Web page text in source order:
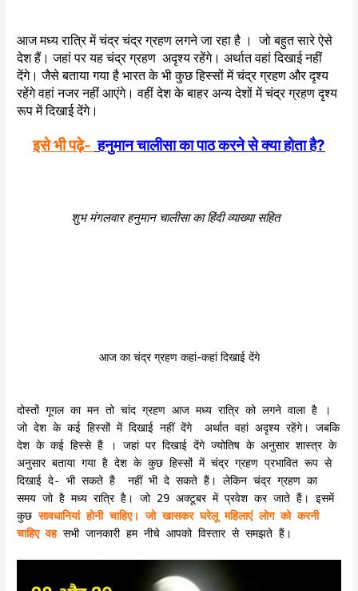
आज मध्य रात्रि में चंद्र चंद्र ग्रहण लगने जा रहा है । जो बहुत सारे ऐसे
देश हैं। जहां पर यह चंद्र ग्रहण अदृश्य रहेंगे। अर्थात वहां दिखाई नहीं
देंगे। जैसे बताया गया है भारत के भी कुछ हिस्सों में चंद्र ग्रहण और दृश्य
रहेंगे वहां नजर नहीं आएंगे। वहीं देश के बाहर अन्य देशों में चंद्र ग्रहण दृश्य
रूप में दिखाई देंगे।
इसे भी पढ़े- हनुमान चालीसा का पाठ करने से क्या होता है?
शुभ मंगलवार हनुमान चालीसा का हिंदी व्याख्या सहित
आज का चंद्र ग्रहण कहां-कहां दिखाई देंगे
दोस्तों गूगल का मन तो चांद ग्रहण आज मध्य रात्रि को लगने वाला है ।
जो देश के कई हिस्सों में दिखाई नहीं देंगे अर्थात वहां अदृश्य रहेंगे। जबकि
देश के कई हिस्से हैं । जहां पर दिखाई देंगे ज्योतिष के अनुसार शास्त्र के
अनुसार बताया गया है देश के कुछ हिस्सों में चंद्र ग्रहण प्रभावित रूप से
दिखाई दे- भी सकते हैं नहीं भी दे सकते हैं। लेकिन चंद्र ग्रहण का
समय जो है मध्य रात्रि है। जो 29 अक्टूबर में प्रवेश कर जाते हैं। इसमें
कुछसावधानियां होनी चाहिए। जो खासकर घरेलू महिलाएं लोग को करनी
चाहिए वह सभी जानकारी हम नीचे आपको विस्तार से समझते हैं।